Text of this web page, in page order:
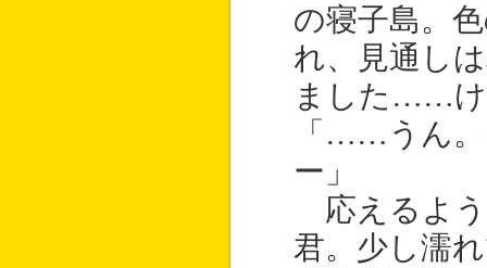
の寝子島。
れ、見通し
ました……
「……うん
ー」
応えるよう
君。少し濡